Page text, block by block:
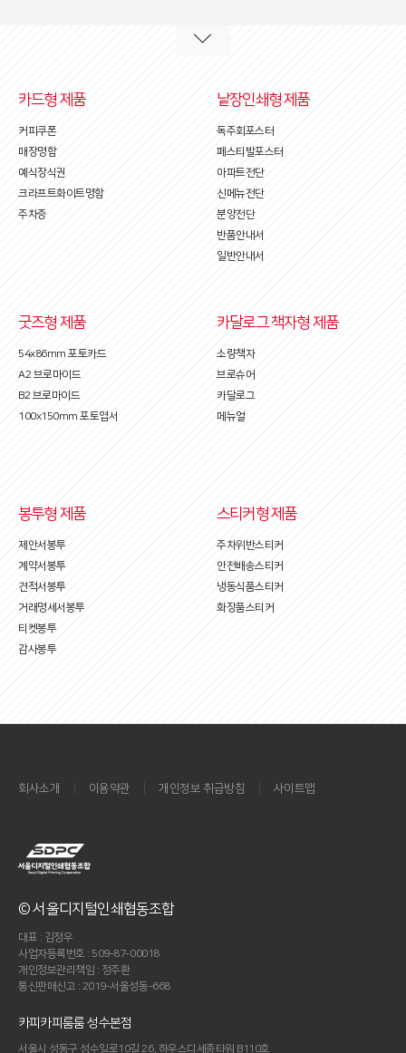
카드형 제품
커피쿠폰
매장명함
예식장식권
크라프트화이트명함
주차증
낱장인쇄형 제품
독주회포스터
페스티발포스터
아파트전단
신메뉴전단
분양전단
반품안내서
일반안내서
굿즈형 제품
54x86mm 포토카드
A2 브로마이드
B2 브로마이드
100x150mm 포토엽서
카달로그 책자형 제품
소량책자
브로슈어
카달로그
메뉴얼
봉투형 제품
제안서봉투
계약서봉투
견적서봉투
거래명세서봉투
티켓봉투
감사봉투
스티커형 제품
주차위반스티커
안전배송스티커
냉동식품스티커
화장품스티커
회사소개 이용약관 개인정보 취급방침 사이트맵
© 서울디지털인쇄협동조합
대표 : 김정우
사업자등록번호 : 509-87-00018
개인정보관리책임 : 정주환
통신판매신고 : 2019-서울성동-668
카피카피룸룸 성수본점
서울시 성동구 성수일로10길 26, 하우스디세종타워 B110호